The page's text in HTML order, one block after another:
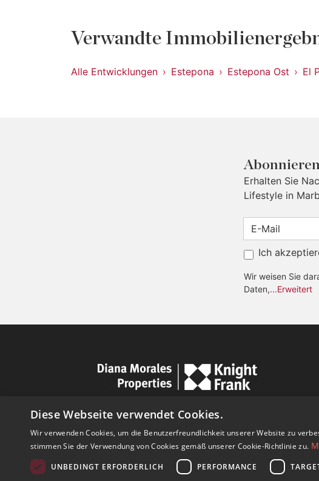
Verwandte
Alle Entwicklungen Estepona Estepona Ost El
Erhalten Sie
Lifestyle in
Ich
Wir weisen Sie
Daten,...Erweitert
© Copyright 1989 - 2026 Diana Morales Properties
Diese Webseite verwendet Cookies.
Wir verwenden Cookies, um die Benutzerfreundlichkeit unserer Website zu
stimmen Sie der Verwendung von Cookies gemäß unserer Cookie-Richtlinie zu.
UNBEDINGT ERFORDERLICH PERFORMANCE